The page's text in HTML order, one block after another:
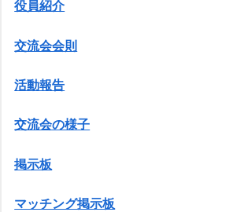
役員紹介
交流会会則
活動報告
交流会の様子
掲示板
マッチング掲示板